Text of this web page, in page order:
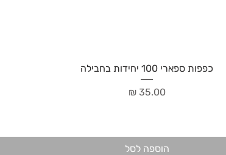
כפפות ספארי 100 יחידות בחבילה
מחיר‏35.00 ‏₪
הוספה לסל